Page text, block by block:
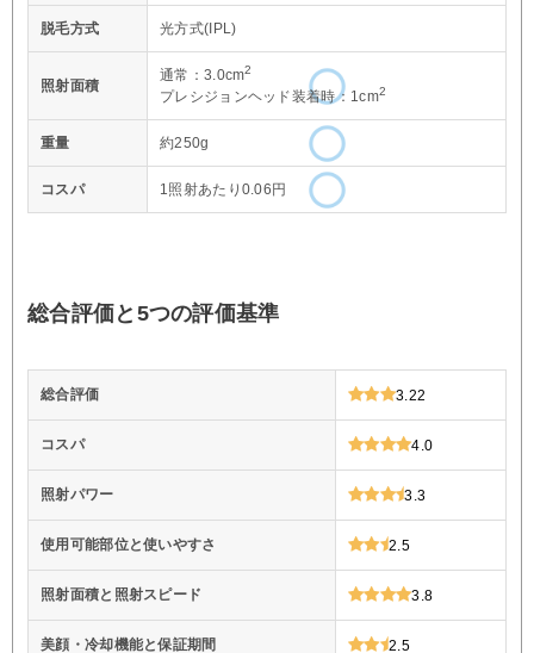
脱毛方式 光方式(IPL)
照射面積
通常：3.0cm2
プレシジョンヘッド装着時：1cm2
重量 約250g
コスパ 1照射あたり0.06円
総合評価と5つの評価基準
総合評価 3.22
コスパ 4.0
照射パワー 3.3
使用可能部位と使いやすさ 2.5
照射面積と照射スピード 3.8
美顔・冷却機能と保証期間 2.5